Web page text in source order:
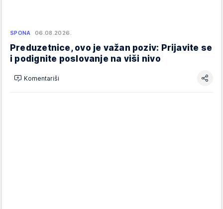
SPONA 06.08.2026.
Preduzetnice, ovo je važan poziv: Prijavite se
i podignite poslovanje na viši nivo
Komentariši